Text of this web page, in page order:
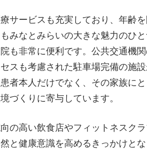
サービスも充実しており、年齢
みなとみらいの大きな魅力のひ
も非常に便利です。公共交通機
スも考慮された駐車場完備の施
者本人だけでなく、その家族に
づくりに寄与しています。
の高い飲食店やフィットネスク
と健康意識を高めるきっかけと